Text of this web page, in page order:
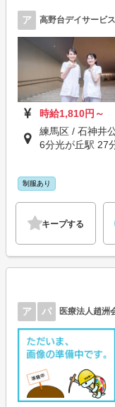
ア 高野台デイサービ
時給1,810円～
練馬区 / 石神井
6分光が丘駅 27
制服あり
キープする
ア パ 医療法人趙洲